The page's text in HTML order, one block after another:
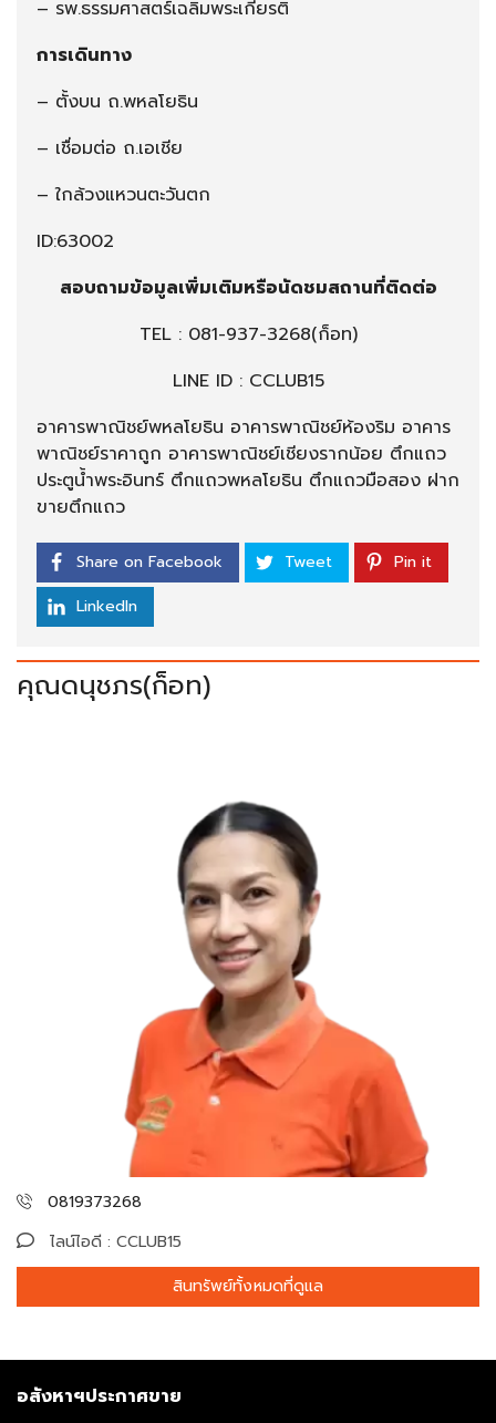
– รพ.ธรรมศาสตร์เฉลิมพระเกียรติ
การเดินทาง
– ตั้งบน ถ.พหลโยธิน
– เชื่อมต่อ ถ.เอเชีย
– ใกล้วงแหวนตะวันตก
ID:63002
สอบถามข้อมูลเพิ่มเติมหรือนัดชมสถานที่ติดต่อ
TEL : 081-937-3268(ก็อท)
LINE ID : CCLUB15
อาคารพาณิชย์พหลโยธิน อาคารพาณิชย์ห้องริม อาคาร
พาณิชย์ราคาถูก อาคารพาณิชย์เชียงรากน้อย ตึกแถว
ประตูน้ำพระอินทร์ ตึกแถวพหลโยธิน ตึกแถวมือสอง ฝาก
ขายตึกแถว
Share on Facebook Tweet
Pin it
LinkedIn
คุณดนุชภร(ก็อท)
0819373268
ไลน์ไอดี : CCLUB15
สินทรัพย์ทั้งหมดที่ดูแล
อสังหาฯประกาศขาย